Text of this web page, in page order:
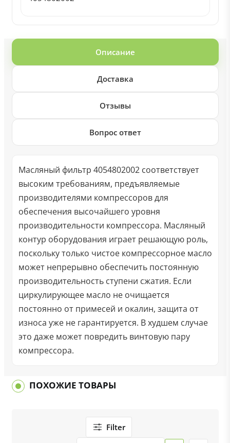
Описание
Доставка
Отзывы
Вопрос ответ
Масляный фильтр 4054802002 соответствует
высоким требованиям, предъявляемые
производителями компрессоров для
обеспечения высочайшего уровня
производительности компрессора. Масляный
контур оборудования играет решающую роль,
поскольку только чистое компрессорное масло
может непрерывно обеспечить постоянную
производительность ступени сжатия. Если
циркулирующее масло не очищается
постоянно от примесей и окалин, защита от
износа уже не гарантируется. В худшем случае
это даже может повредить винтовую пару
компрессора.
ПОХОЖИЕ ТОВАРЫ
Filter